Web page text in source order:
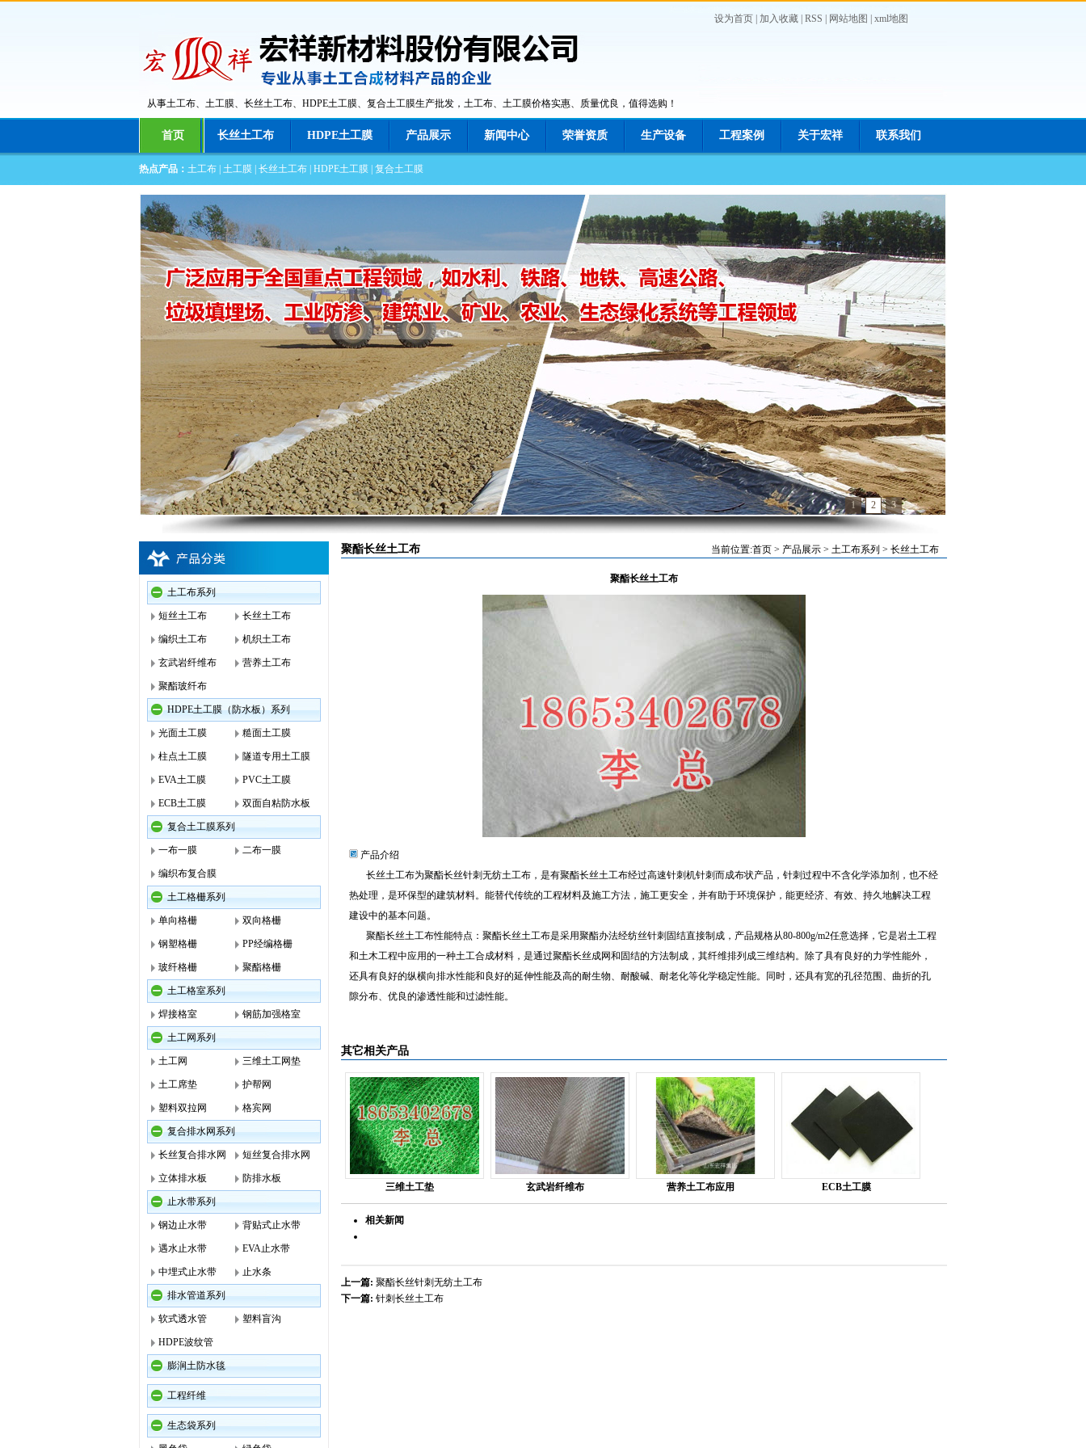
从事土工布、土工膜、长丝土工布、HDPE土工膜、复合土工膜生产批发，土工布、土工膜价格实惠、质量优良，值得选购！
设为首页 加入收藏 RSS 网站地图 xml地图
首页 长丝土工布 HDPE土工膜 产品展示 新闻中心 荣誉资质 生产设备 工程案例 关于宏祥 联系我们
热点产品： 土工布 土工膜 长丝土工布 HDPE土工膜 复合土工膜
1 2 3
土工布系列
短丝土工布 长丝土工布
编织土工布 机织土工布
玄武岩纤维布 营养土工布
聚酯玻纤布
HDPE土工膜（防水板）系列
光面土工膜 糙面土工膜
柱点土工膜 隧道专用土工膜
EVA土工膜 PVC土工膜
ECB土工膜 双面自粘防水板
复合土工膜系列
一布一膜 二布一膜
编织布复合膜
土工格栅系列
单向格栅 双向格栅
钢塑格栅 PP经编格栅
玻纤格栅 聚酯格栅
土工格室系列
焊接格室 钢筋加强格室
土工网系列
土工网 三维土工网垫
土工席垫 护帮网
塑料双拉网 格宾网
复合排水网系列
长丝复合排水网 短丝复合排水网
立体排水板 防排水板
止水带系列
钢边止水带 背贴式止水带
遇水止水带 EVA止水带
中埋式止水带 止水条
排水管道系列
软式透水管 塑料盲沟
HDPE波纹管
膨涧土防水毯
工程纤维
生态袋系列
当前位置:首页 > 产品展示 > 土工布系列 > 长丝土工布
聚酯长丝土工布
聚酯长丝土工布
产品介绍
长丝土工布为聚酯长丝针刺无纺土工布，是有聚酯长丝土工布经过高速针刺机针刺而成布状产品，针刺过程中不含化学添加剂，也不经
热处理，是环保型的建筑材料。能替代传统的工程材料及施工方法，施工更安全，并有助于环境保护，能更经济、有效、持久地解决工程
建设中的基本问题。
聚酯长丝土工布性能特点：聚酯长丝土工布是采用聚酯办法经纺丝针刺固结直接制成，产品规格从80-800g/m2任意选择，它是岩土工程
和土木工程中应用的一种土工合成材料，是通过聚酯长丝成网和固结的方法制成，其纤维排列成三维结构。除了具有良好的力学性能外，
还具有良好的纵横向排水性能和良好的延伸性能及高的耐生物、耐酸碱、耐老化等化学稳定性能。同时，还具有宽的孔径范围、曲折的孔
隙分布、优良的渗透性能和过滤性能。
其它相关产品
三维土工垫 玄武岩纤维布 营养土工布应用 ECB土工膜
相关新闻
上一篇: 聚酯长丝针刺无纺土工布
下一篇: 针刺长丝土工布